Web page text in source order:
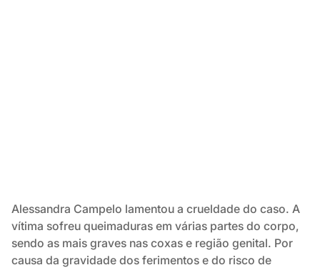
Alessandra Campelo lamentou a crueldade do caso. A
vítima sofreu queimaduras em várias partes do corpo,
sendo as mais graves nas coxas e região genital. Por
causa da gravidade dos ferimentos e do risco de